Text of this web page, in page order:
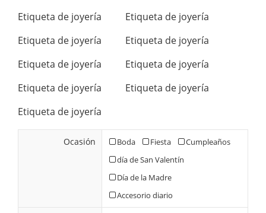
Etiqueta de joyería
Etiqueta de joyería
Etiqueta de joyería
Etiqueta de joyería
Etiqueta de joyería
Etiqueta de joyería
Etiqueta de joyería
Etiqueta de joyería
Etiqueta de joyería
Ocasión Boda Fiesta
Cumpleaños
día de San Valentín
Día de la Madre
Accesorio diario